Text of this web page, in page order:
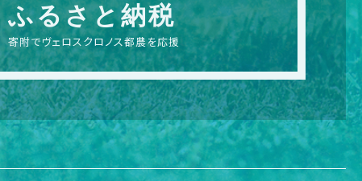
ふるさと納税
寄附でヴェロスクロノス都農を応援